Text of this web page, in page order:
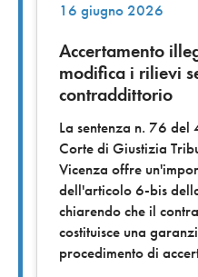
16 giugno 2026
Accertamento
modifica i rilievi
contraddittorio
La sentenza n. 76
Corte di Giustizia
Vicenza offre
dell'articolo 6-bis
chiarendo che il
costituisce una
procedimento di